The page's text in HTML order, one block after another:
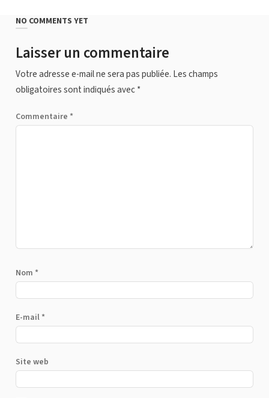
NO COMMENTS YET
Laisser un commentaire
Votre adresse e-mail ne sera pas publiée. Les champs
obligatoires sont indiqués avec*
Commentaire *
Nom *
E-mail *
Site web